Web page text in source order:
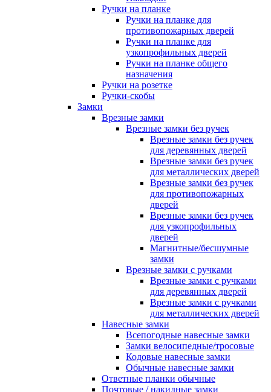
Ручки на планке
Ручки на планке для
противопожарных дверей
Ручки на планке для
узкопрофильных дверей
Ручки на планке общего
назначения
Ручки на розетке
Ручки-скобы
Замки
Врезные замки
Врезные замки без ручек
Врезные замки без ручек
для деревянных дверей
Врезные замки без ручек
для металлических дверей
Врезные замки без ручек
для противопожарных
дверей
Врезные замки без ручек
для узкопрофильных
дверей
Магнитные/бесшумные
замки
Врезные замки с ручками
Врезные замки с ручками
для деревянных дверей
Врезные замки с ручками
для металлических дверей
Навесные замки
Всепогодные навесные замки
Замки велосипедные/тросовые
Кодовые навесные замки
Обычные навесные замки
Ответные планки обычные
Почтовые / накидные замки